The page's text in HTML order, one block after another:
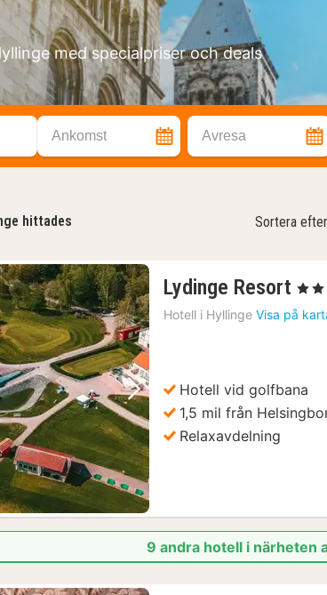
med specialpriser och deals
Ankomst Avresa
hittades Sortera efter
bild Nästa bild
Lydinge Resort 1
, 3
Hotell i Hyllinge Visa på
Hotell vid golfbana
1,5 mil från
Relaxavdelning
9 andra hotell i närheten